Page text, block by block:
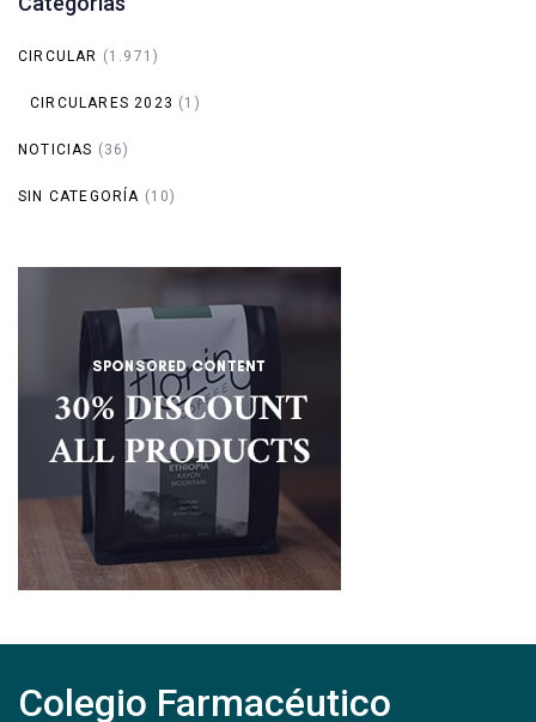
CIRCULAR (1.971)
CIRCULARES 2023 (1)
NOTICIAS (36)
SIN CATEGORÍA (10)
Colegio Farmacéutico